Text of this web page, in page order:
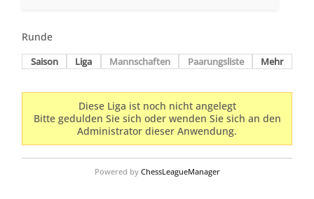
Runde
Saison Liga Mannschaften Paarungsliste Mehr
Diese Liga ist noch nicht angelegt
Bitte gedulden Sie sich oder wenden Sie sich an den
Administrator dieser Anwendung.
Powered by ChessLeagueManager